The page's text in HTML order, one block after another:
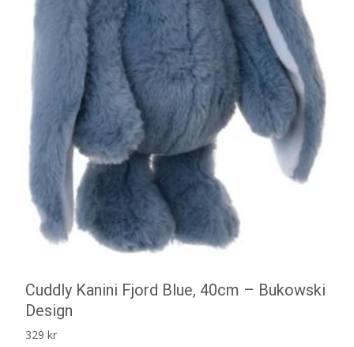
Cuddly Kanini Fjord Blue, 40cm – Bukowski
Design
329 kr